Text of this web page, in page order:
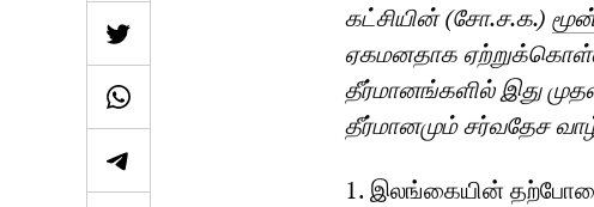
கட்சியின் (சோ.ச.க.)
ஏகமனதாக
தீர்மானங்களில் இது
தீர்மானமும் சர்வதேச
1. இலங்கையின்